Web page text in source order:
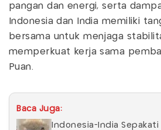
pangan dan energi, serta
Indonesia dan India memiliki
bersama untuk menjaga
memperkuat kerja sama
Puan.
Baca Juga:
Indonesia-India Sepakati